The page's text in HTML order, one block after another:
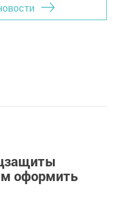
оформить